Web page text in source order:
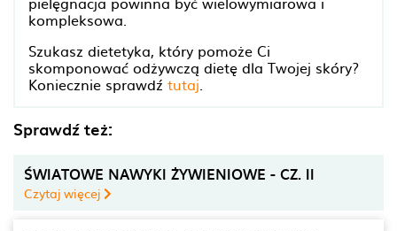
kompleksowa.
Szukasz dietetyka, który pomoże Ci
skomponować odżywczą dietę dla Twojej skóry?
Koniecznie sprawdź tutaj.
Sprawdź też:
ŚWIATOWE NAWYKI ŻYWIENIOWE - CZ. II
Czytaj więcej